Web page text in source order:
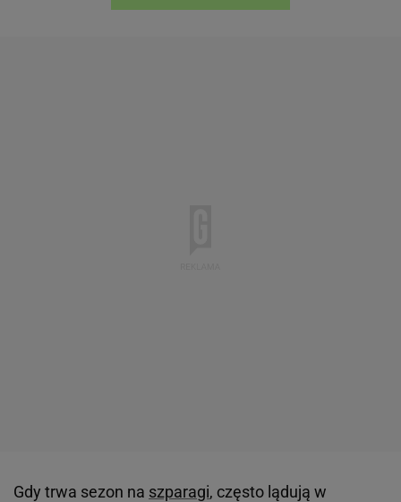
Gdy trwa sezon na szparagi, często lądują w